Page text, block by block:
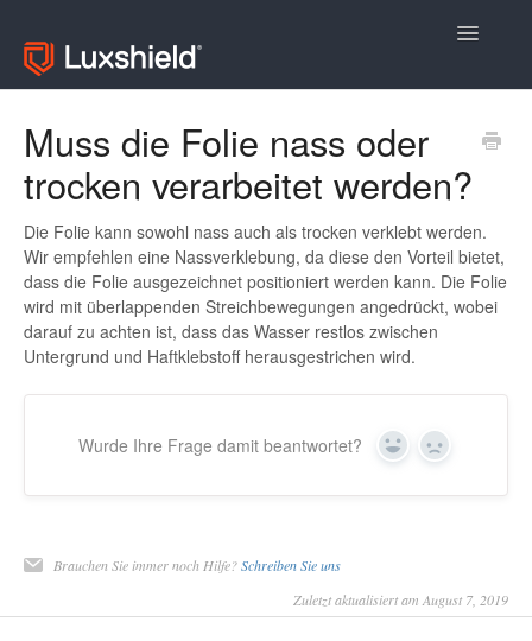
Toggle
Fragen zu Produkten
Kontakt
Muss die Folie nass oder
trocken verarbeitet werden?
Die Folie kann sowohl nass auch als trocken verklebt werden.
Wir empfehlen eine Nassverklebung, da diese den Vorteil bietet,
dass die Folie ausgezeichnet positioniert werden kann. Die Folie
wird mit überlappenden Streichbewegungen angedrückt, wobei
darauf zu achten ist, dass das Wasser restlos zwischen
Untergrund und Haftklebstoff herausgestrichen wird.
Wurde Ihre Frage damit beantwortet? Yes No
Brauchen Sie immer noch Hilfe?Schreiben Sie uns
Zuletzt aktualisiert am August 7, 2019